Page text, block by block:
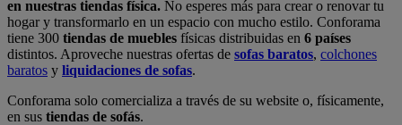
en nuestras tiendas física. No esperes más para crear o renovar tu
hogar y transformarlo en un espacio con mucho estilo. Conforama
tiene 300 tiendas de muebles físicas distribuidas en 6 países
distintos. Aproveche nuestras ofertas de sofas baratos, colchones
baratos y liquidaciones de sofas.
Conforama solo comercializa a través de su website o, físicamente,
en sus tiendas de sofás.